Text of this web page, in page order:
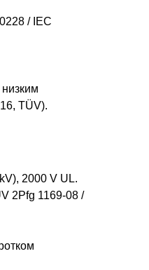
/ IEC
TÜV).
2000 V UL.
2Pfg 1169-08 /